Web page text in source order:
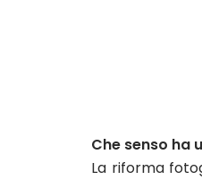
Che senso ha
La riforma